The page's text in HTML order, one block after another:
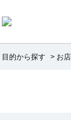
目的から探す > お